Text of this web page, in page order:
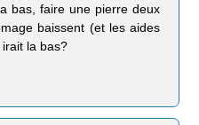
bas, faire une pierre deux
baissent (et les aides
la bas?